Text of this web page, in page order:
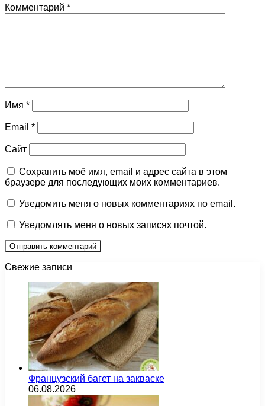
Комментарий *
Имя *
Email *
Сайт
Сохранить моё имя, email и адрес сайта в этом
браузере для последующих моих комментариев.
Уведомить меня о новых комментариях по email.
Уведомлять меня о новых записях почтой.
Свежие записи
Французский багет на закваске
06.08.2026